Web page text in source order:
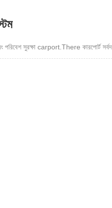
সুরক্ষা carport.There কারপোর্ট সর্বদা